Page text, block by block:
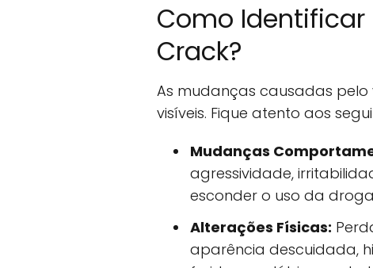
Como
Crack?
As mudanças causadas
visíveis. Fique atento aos
Mudanças
agressividade,
esconder o uso da
Alterações Físicas:
aparência descuidada,